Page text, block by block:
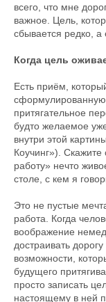
всего, что мне
важное. Цель,
сбывается редко, а
Когда цель
Есть приём,
сформулированную
притягательное
будто желаемое
внутри этой
Коучинг»). Скажите
работу» нечто
столе, с кем я
Это не пустые
работа. Когда
воображение
достраивать
возможности,
будущего
просто записать
настоящему в ней